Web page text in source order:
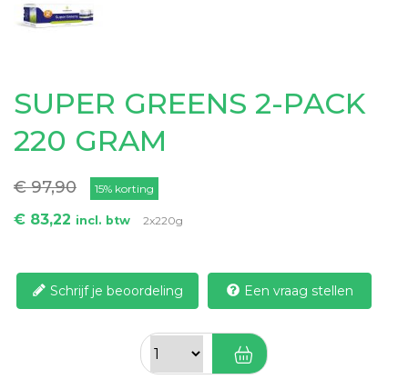
SUPER GREENS 2-PACK
220 GRAM
€ 97,90 15% korting
€ 83,22 incl. btw 2x220g
Schrijf je beoordeling Een vraag stellen